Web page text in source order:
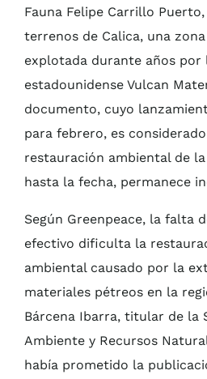
Fauna Felipe Carrillo
terrenos de Calica, una
explotada durante años por
estadounidense Vulcan
documento, cuyo
para febrero, es
restauración ambiental de
hasta la fecha, permanece
Según Greenpeace, la falta
efectivo dificulta la
ambiental causado por la
materiales pétreos en la
Bárcena Ibarra, titular de la
Ambiente y Recursos
había prometido la